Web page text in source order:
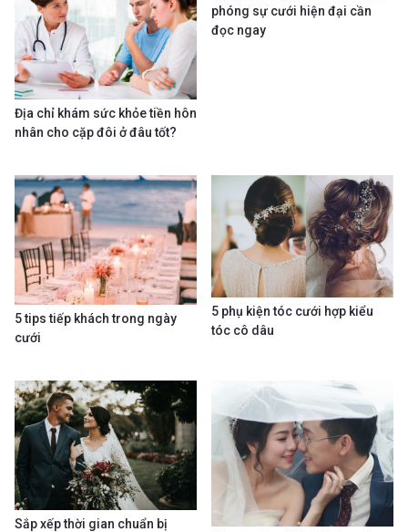
Địa chỉ khám sức khỏe tiền hôn
nhân cho cặp đôi ở đâu tốt?
phóng sự cưới hiện đại cần
đọc ngay
5 tips tiếp khách trong ngày
cưới
5 phụ kiện tóc cưới hợp kiểu
tóc cô dâu
Sắp xếp thời gian chuẩn bị